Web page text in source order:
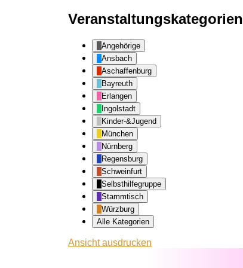
Veranstaltungskategorien
Angehörige
Ansbach
Aschaffenburg
Bayreuth
Erlangen
Ingolstadt
Kinder-&Jugend
München
Nürnberg
Regensburg
Schweinfurt
Selbsthilfegruppe
Stammtisch
Würzburg
Alle Kategorien
Ansichtausdrucken